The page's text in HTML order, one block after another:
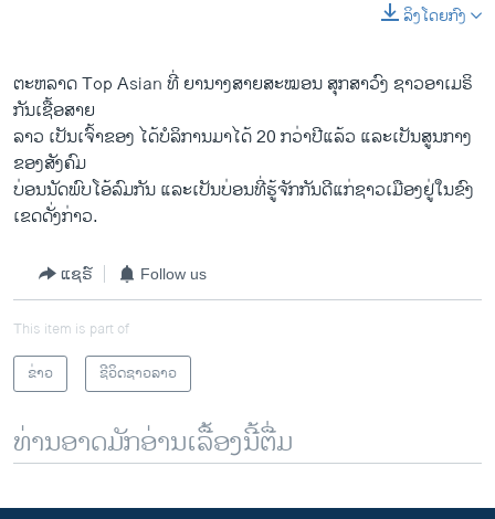
ລິງໂດຍກົງ
ຕະຫລາດ Top Asian ທີ່​ ຍານາງ​ສາຍສະໝອນ ສຸກ​ສາ​ວົງ ຊາວ​ອາ​ເມຣິ
ກັນ​ເຊື້ອສາຍ​
ລາວ ​ເປັນ​ເຈົ້າ​ຂອງ​ ໄດ້​ບໍລິການ​ມາ​ໄດ້ 20 ກວ່າ​ປີ​ແລ້ວ ​ແລະເປັນສູນກາງ
ຂອງ​ສັງຄົມ
ບ່ອນ​ນັດ​ພົບ​ໂອ້ລົມກັນ ​ແລະເປັນບ່ອນ​ທີ່ຮູ້ຈັກ​ກັນ​ດີ​ແກ່​ຊາວເມືອງ​ຢູ່​ໃນ​ຂົງ​
ເຂດດັ່ງກ່າວ.
ແຊຣ໌ Follow us
This item is part of
ຂ່າວ
ຊີວິດຊາວລາວ
ທ່ານອາດມັກອ່ານເລື້ອງນີ້ຕື່ມ